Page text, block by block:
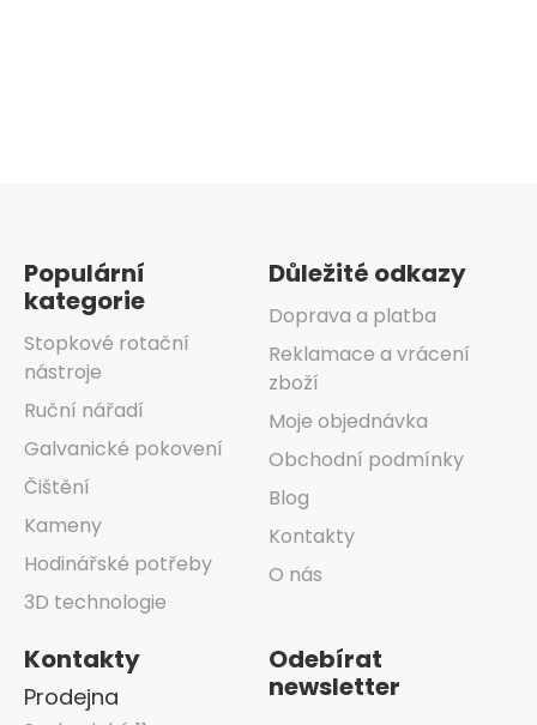
Populární
kategorie
Stopkové rotační
nástroje
Ruční nářadí
Galvanické pokovení
Čištění
Kameny
Hodinářské potřeby
3D technologie
Důležité odkazy
Doprava a platba
Reklamace a vrácení
zboží
Moje objednávka
Obchodní podmínky
Blog
Kontakty
O nás
Kontakty
Prodejna
Odebírat
newsletter